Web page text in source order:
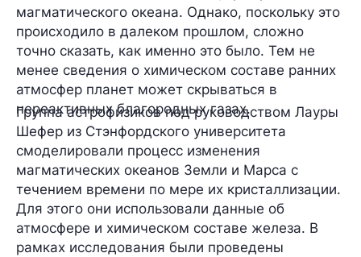
магматического океана. Однако, поскольку это
происходило в далеком прошлом, сложно
точно сказать, как именно это было. Тем не
менее сведения о химическом составе ранних
атмосфер планет может скрываться в
нереактивных благородных газах.
Группа астрофизиков под руководством Лауры
Шефер из Стэнфордского университета
смоделировали процесс изменения
магматических океанов Земли и Марса с
течением времени по мере их кристаллизации.
Для этого они использовали данные об
атмосфере и химическом составе железа. В
рамках исследования были проведены